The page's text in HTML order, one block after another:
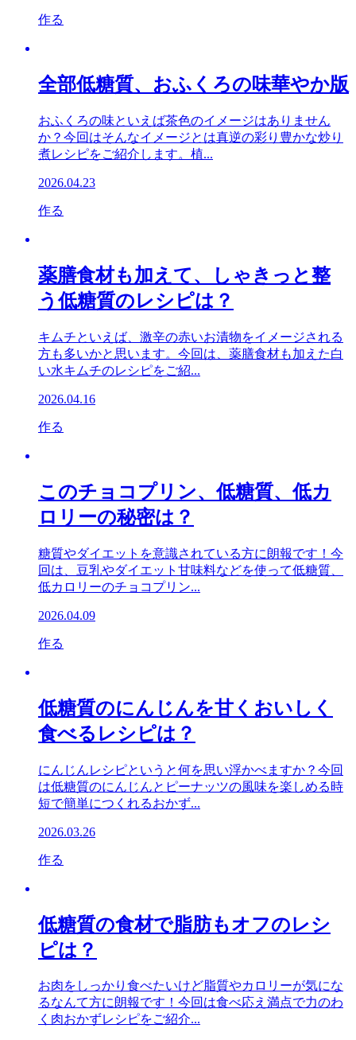
作る
全部低糖質、おふくろの味華やか版
おふくろの味といえば茶色のイメージはありません
か？今回はそんなイメージとは真逆の彩り豊かな炒り
煮レシピをご紹介します。植...
2026.04.23
作る
薬膳食材も加えて、しゃきっと整
う低糖質のレシピは？
キムチといえば、激辛の赤いお漬物をイメージされる
方も多いかと思います。今回は、薬膳食材も加えた白
い水キムチのレシピをご紹...
2026.04.16
作る
このチョコプリン、低糖質、低カ
ロリーの秘密は？
糖質やダイエットを意識されている方に朗報です！今
回は、豆乳やダイエット甘味料などを使って低糖質、
低カロリーのチョコプリン...
2026.04.09
作る
低糖質のにんじんを甘くおいしく
食べるレシピは？
にんじんレシピというと何を思い浮かべますか？今回
は低糖質のにんじんとピーナッツの風味を楽しめる時
短で簡単につくれるおかず...
2026.03.26
作る
低糖質の食材で脂肪もオフのレシ
ピは？
お肉をしっかり食べたいけど脂質やカロリーが気にな
るなんて方に朗報です！今回は食べ応え満点で力のわ
く肉おかずレシピをご紹介...